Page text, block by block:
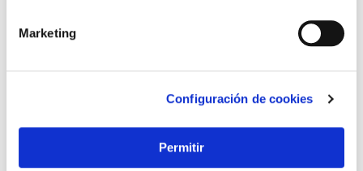
Marketing
Configuración de cookies
Permitir
Pantalon ignifugo algodon tratado talla l velilla
Velilla